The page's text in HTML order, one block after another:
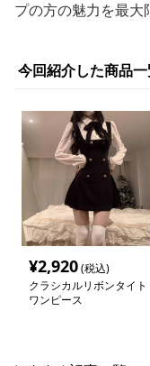
プの方の魅力を最大
今回紹介した商品
¥2,920(税込)
クラシカルリボンタイト
ワンピース